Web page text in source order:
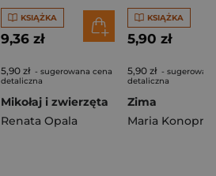
KSIĄŻKA
9,36 zł
5,90 zł - sugerowana cena
detaliczna
Mikołaj i zwierzęta
Renata Opala
KSIĄŻKA
5,90 zł
5,90 zł -
detaliczna
Zima
Maria